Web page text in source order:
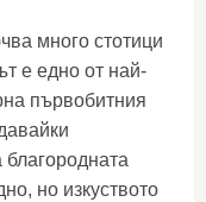
много стотици
е едно от най-
първобитния
благородната
но изкуството